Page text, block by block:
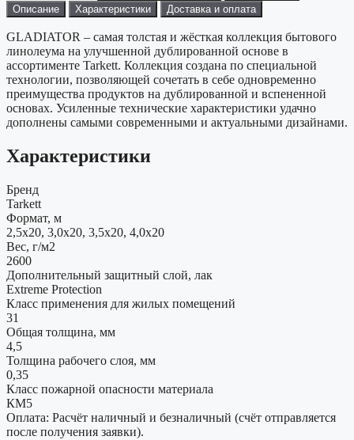
Описание
Характеристики Доставка и оплата
GLADIATOR – самая толстая и жёсткая коллекция бытового
линолеума на улучшенной дублированной основе в
ассортименте Tarkett. Коллекция создана по специальной
технологии, позволяющей сочетать в себе одновременно
преимущества продуктов на дублированной и вспененной
основах. Усиленные технические характеристики удачно
дополнены самыми современными и актуальными дизайнами.
Характеристики
Бренд
Tarkett
Формат, м
2,5x20, 3,0x20, 3,5x20, 4,0x20
Вес, г/м2
2600
Дополнительный защитный слой, лак
Extreme Protection
Класс применения для жилых помещений
31
Общая толщина, мм
4,5
Толщина рабочего слоя, мм
0,35
Класс пожарной опасности материала
КМ5
Оплата: Расчёт наличный и безналичный (счёт отправляется
после получения заявки).